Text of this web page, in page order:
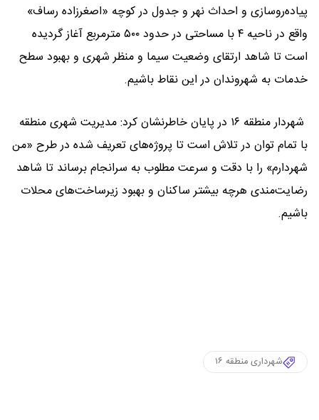
پیاده‌روسازی و احداث نهر و جدول در کوچه «اصغرزاده رساف»
واقع در ناحیه ۴ با مساحتی در حدود ۵۰۰ مترمربع آغاز گردیده
است تا شاهد ارتقای وضعیت سیما و منظر شهری و بهبود سطح
خدمات به شهروندان در این نقاط باشیم.
شهردار منطقه ۱۶ در پایان خاطرنشان کرد: مدیریت شهری منطقه
با تمام توان در تلاش است تا پروژه‌های تعریف شده در طرح «من
شهردارم» را با دقت و سرعت مطلوب به سرانجام برساند تا شاهد
رضایت‌مندی هرچه بیشتر ساکنان و بهبود زیرساخت‌های محلات
باشیم.
شهرداری منطقه ۱۶